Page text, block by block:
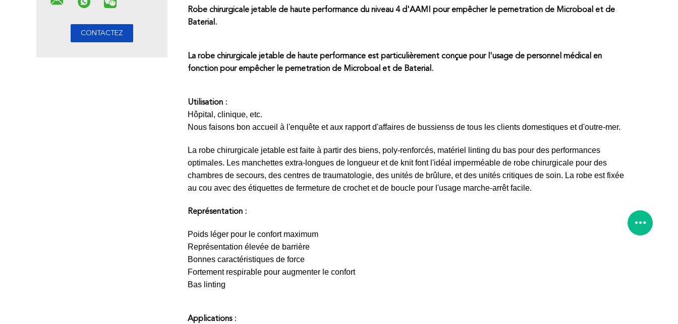
Robe chirurgicale jetable de haute performance du niveau 4 d'AAMI pour empêcher le pernetration de Microboal et de
Baterial.
La robe chirurgicale jetable de haute performance est particulièrement conçue pour l'usage de personnel médical en
fonction pour empêcher le pernetration de Microboal et de Baterial.
Utilisation :
Hôpital, clinique, etc.
Nous faisons bon accueil à l'enquête et aux rapport d'affaires de bussienss de tous les clients domestiques et d'outre-mer.
La robe chirurgicale jetable est faite à partir des biens, poly-renforcés, matériel linting du bas pour des performances
optimales. Les manchettes extra-longues de longueur et de knit font l'idéal imperméable de robe chirurgicale pour des
chambres de secours, des centres de traumatologie, des unités de brûlure, et des unités critiques de soin. La robe est fixée
au cou avec des étiquettes de fermeture de crochet et de boucle pour l'usage marche-arrêt facile.
Représentation :
Poids léger pour le confort maximum
Représentation élevée de barrière
Bonnes caractéristiques de force
Fortement respirable pour augmenter le confort
Bas linting
Applications :